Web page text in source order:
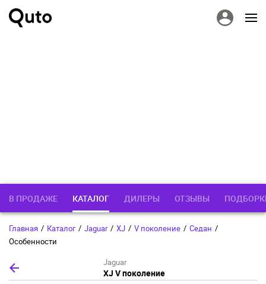
В ПРОДАЖЕ КАТАЛОГ ДИЛЕРЫ ОТЗЫВЫ
Главная / Каталог / Jaguar / XJ / V поколение / Седан /
Особенности
Jaguar
XJ V поколение